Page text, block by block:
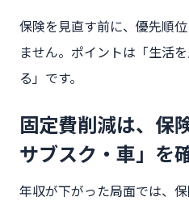
保険を見直す前に、優先順
ません。ポイントは「生活
る」です。
固定費削減は、保
サブスク・車」を
年収が下がった局面では、